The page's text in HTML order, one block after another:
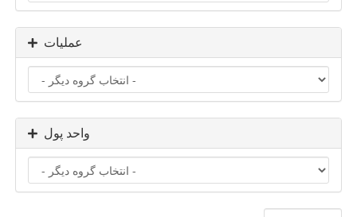
عملیات
واحد پول